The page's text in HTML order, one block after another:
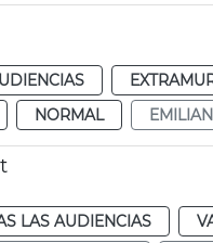
NORMAL
LAS AUDIENCIAS